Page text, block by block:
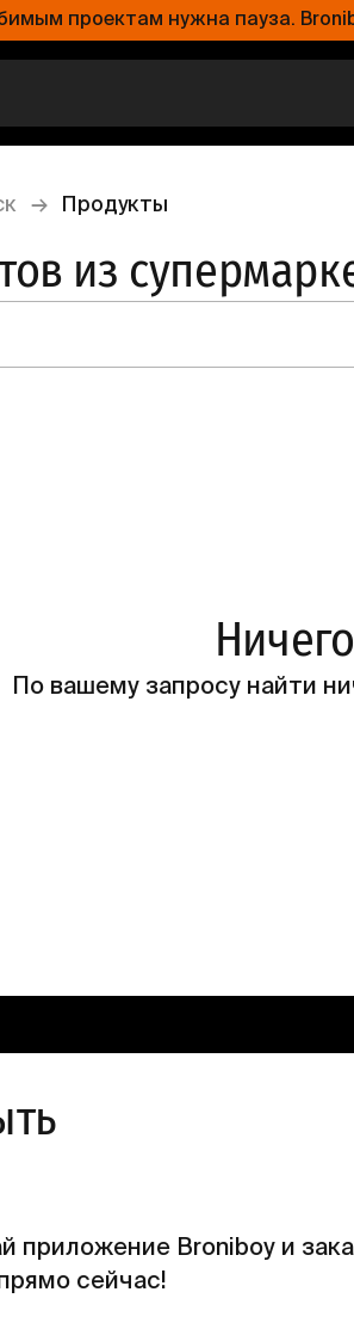
проектам нужна пауза.
→ Продукты
из
По вашему запросу найти
приложение Broniboy и
сейчас!